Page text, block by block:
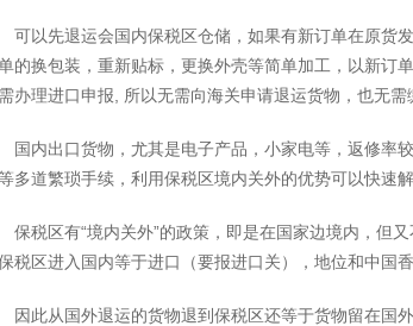
可以先退运会国内保税区仓储，如果有新订单在原货
的换包装，重新贴标，更换外壳等简单加工，以新订
办理进口申报, 所以无需向海关申请退运货物，也无需
国内出口货物，尤其是电子产品，小家电等，返修率
多道繁琐手续，利用保税区境内关外的优势可以快速解
保税区有“境内关外”的政策，即是在国家边境内，但
税区进入国内等于进口（要报进口关），地位和中国香
因此从国外退运的货物退到保税区还等于货物留在国